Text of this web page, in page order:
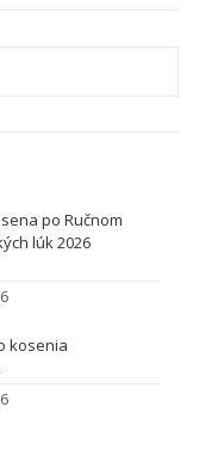
po Ručnom
lúk 2026
kosenia